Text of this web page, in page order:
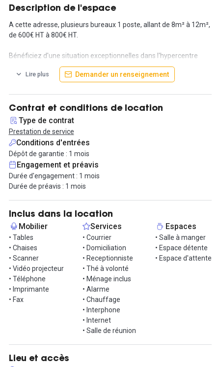
Description de l'espace
A cette adresse, plusieurs bureaux 1 poste, allant de 8m² à 12m²,
de 600€ HT à 800€ HT.
Bénéficiez d'une situation exceptionnelles dans l'hypercentre
lyonnais, à deux pas de l’hôtel de ville ! Ce confortable bureau
individuel est disponible à la location pour une durée minimale de
desservi par les transports en commun : le bus s’arrête juste
devant l’immeuble et le métro à moins de 5 minutes à pied.
Nous attachons beaucoup d’importance à vous offrir le meilleur
niveau de qualité de prestation possible pour que vous puissiez
développer votre entreprise sereinement dans les meilleures
conditions. A l’entrée de l’immeuble, un interphone permettra à
vos clients d’annoncer leur arrivée, et ils seront reçus par un(e)
responsable de site. L'ameublement du bureau est bien sûr lui
aussi compris dans le montant du loyer.
Côté informatique et téléphone, là aussi tout est compris dans le
prix : accès internet par la fibre très haut débit, la ligne
téléphonique dédiée (ainsi qu’une permanence téléphonique
pendant les heures d’ouvertures), l’accès au réseau de copieurs
et d’imprimantes.
Venez découvrir vos futurs bureaux !
Lire plus Demander un renseignement
Contrat et conditions de location
Type de contrat
Prestation de service
Conditions d'entrées
Dépôt de garantie : 1 mois
Engagement et préavis
Durée d'engagement : 1 mois
Durée de préavis : 1 mois
Inclus dans la location
Mobilier
• Tables
• Chaises
• Scanner
• Vidéo projecteur
• Téléphone
• Imprimante
• Fax
Services
• Courrier
• Domiciliation
• Receptionniste
• Thé à volonté
• Ménage inclus
• Alarme
• Chauffage
• Interphone
• Internet
• Salle de réunion
Espaces
• Salle à manger
• Espace détente
• Espace d'attente
Lieu et accès